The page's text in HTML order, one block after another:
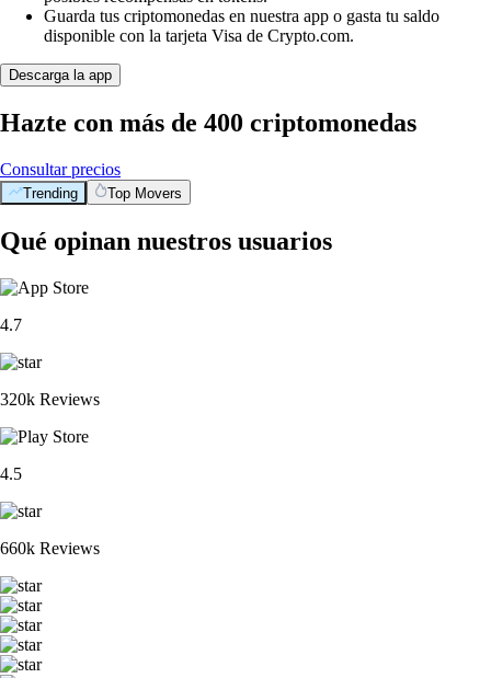
Guarda tus criptomonedas en nuestra app o gasta tu saldo
disponible con la tarjeta Visa de Crypto.com.
Descarga la app
Hazte con más de 400 criptomonedas
Consultar precios
Trending Top Movers
Qué opinan nuestros usuarios
4.7
320k Reviews
4.5
660k Reviews